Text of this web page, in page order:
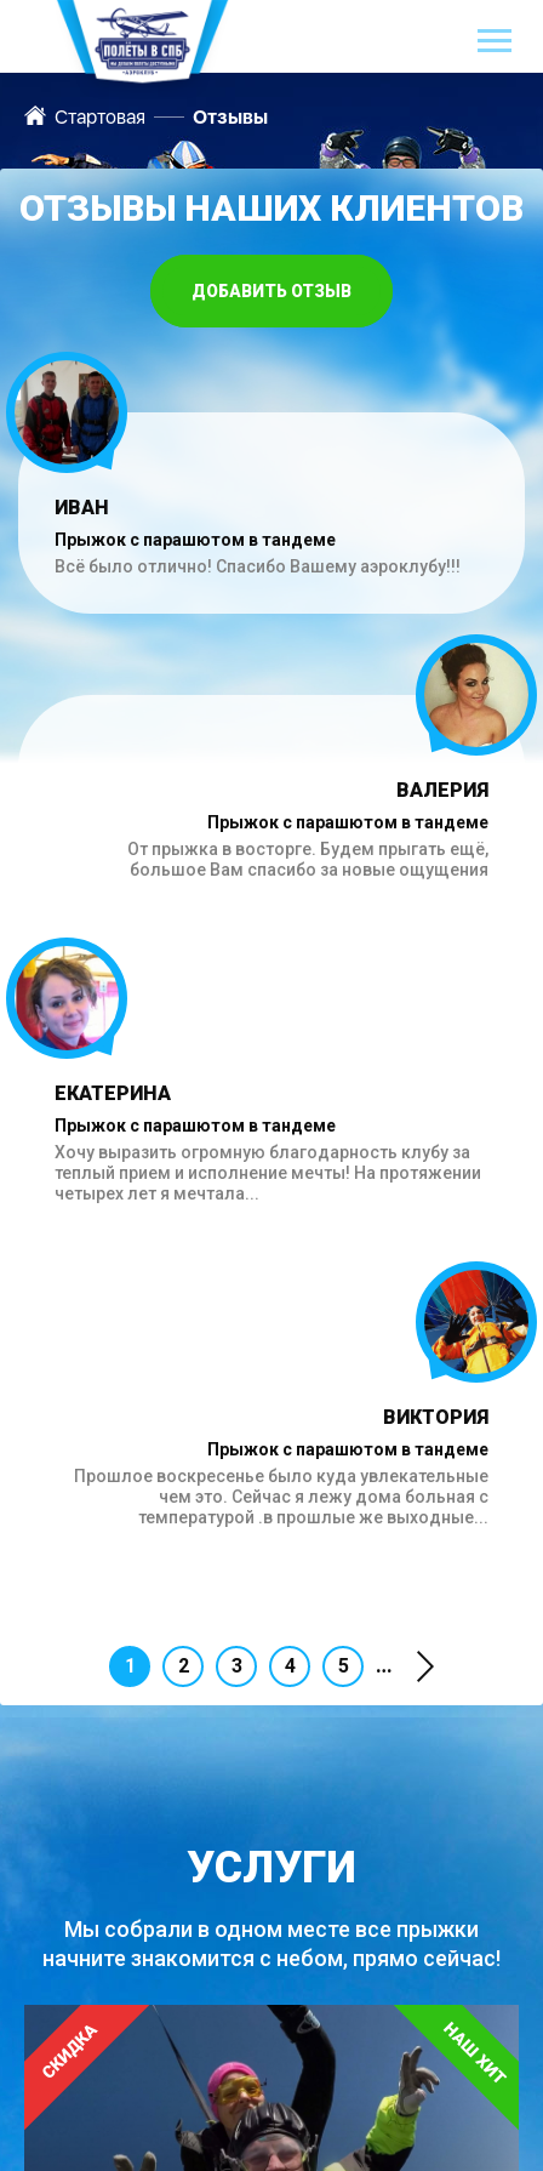
Стартовая Отзывы
ОТЗЫВЫ НАШИХ КЛИЕНТОВ
ДОБАВИТЬ ОТЗЫВ
ИВАН
Прыжок с парашютом в тандеме
Всё было отлично! Спасибо Вашему аэроклубу!!!
ВАЛЕРИЯ
Прыжок с парашютом в тандеме
От прыжка в восторге. Будем прыгать ещё,
большое Вам спасибо за новые ощущения
ЕКАТЕРИНА
Прыжок с парашютом в тандеме
Хочу выразить огромную благодарность клубу за
теплый прием и исполнение мечты! На протяжении
четырех лет я мечтала...
ВИКТОРИЯ
Прыжок с парашютом в тандеме
Прошлое воскресенье было куда увлекательные
чем это. Сейчас я лежу дома больная с
температурой .в прошлые же выходные...
1 2 3 4 5 …
УСЛУГИ
Мы собрали в одном месте все прыжки
начните знакомится с небом, прямо сейчас!